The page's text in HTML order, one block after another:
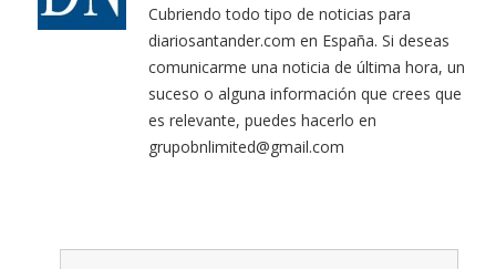
Cubriendo todo tipo de noticias para
diariosantander.com en España. Si deseas
comunicarme una noticia de última hora, un
suceso o alguna información que crees que
es relevante, puedes hacerlo en
grupobnlimited@gmail.com